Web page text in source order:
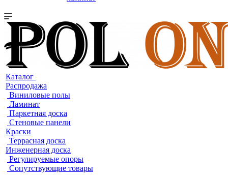
Каталог
Распродажа
Виниловые полы
Ламинат
Паркетная доска
Стеновые панели
Краски
Террасная доска
Инженерная доска
Регулируемые опоры
Сопутствующие товары